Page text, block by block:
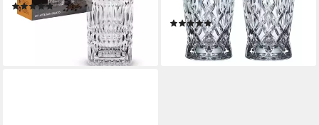
(2)
ab 19,16 €
lieferbar - in 2-3 Werktagen bei dir
tlg., Glas
(2)
ab 19,16 €
lieferbar - in 2-3 Werktagen bei dir